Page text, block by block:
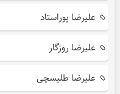
علیرضا پوراستاد
علیرضا روزگار
علیرضا طلیسچی